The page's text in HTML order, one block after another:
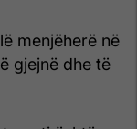
menjëherë në
gjejnë dhe të